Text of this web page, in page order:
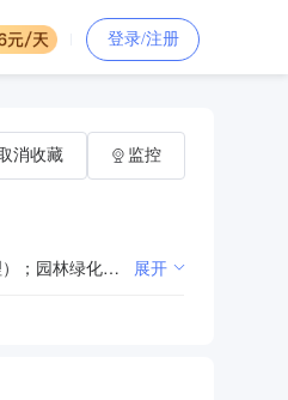
登录/注册
物业管理；停车场经营；餐饮管理；会务服务；展览展示服务；家政服务；保洁服务；房产中介服务；护理服务（不含医学治疗及医学护理）；园林绿化工程、消防工程、水电工程的施工及设备维护；汽车租赁服务；销售：五金、建材、劳保用品、日用百货、办公用品、安防设备。（依法须经批准的项目，经相关部门批准后方可开展经营活动） 许可项目：城市生活垃圾经营性服务；城市配送运输服务（不含危险货物）（依法须经批准的项目，经相关部门批准后方可开展经营活动，具体经营项目以审批结果为准） 一般项目：食用农产品批发；食品销售（仅销售预包装食品）；新鲜水果批发；新鲜蔬菜批发；鲜肉批发；水产品批发；鲜蛋批发；初级农产品收购；食用农产品初加工（除依法须经批准的项目外，凭营业执照依法自主开展经营活动） 展开
消收藏 监控